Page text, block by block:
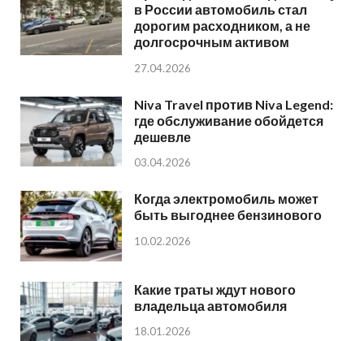
в России автомобиль стал
дорогим расходником, а не
долгосрочным активом
27.04.2026
Niva Travel против Niva Legend:
где обслуживание обойдется
дешевле
03.04.2026
Когда электромобиль может
быть выгоднее бензинового
10.02.2026
Какие траты ждут нового
владельца автомобиля
18.01.2026